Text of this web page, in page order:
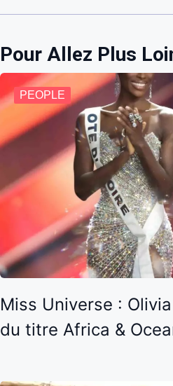
Pour Allez Plus
PEOPLE
Miss Universe :
du titre Africa &